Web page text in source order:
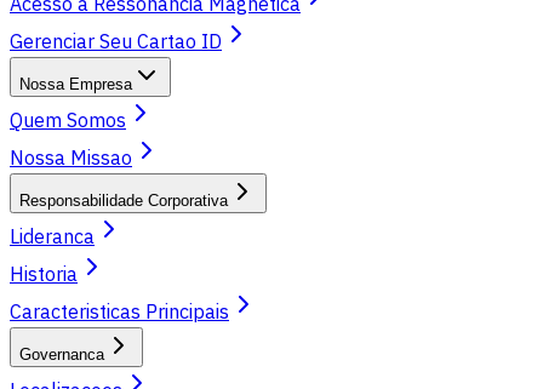
Gerenciar Seu Cartao ID
Nossa Empresa
Quem Somos
Nossa Missao
Responsabilidade Corporativa
Lideranca
Historia
Caracteristicas Principais
Governanca